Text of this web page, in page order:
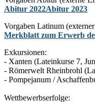
Abitur 2022Abitur 2023
Vorgaben Latinum
Merkblatt zum Erwerb
Exkursionen:
- Xanten (Lateinkurse 7,
- Römerwelt Rheinbrohl
- Pompejanum /
Wettbewerbserfolge: